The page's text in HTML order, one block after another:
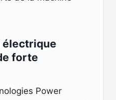
électrique
forte
Power